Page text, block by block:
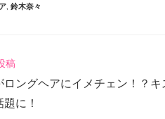
, 鈴木奈々
稿
ロングヘアにイメチェン！？キ
に！